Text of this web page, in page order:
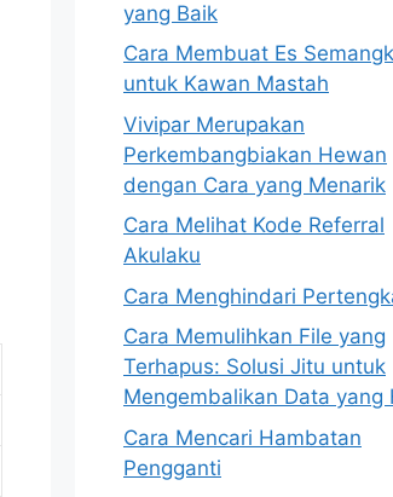
yang Baik
Cara Membuat Es
untuk Kawan Mastah
Vivipar Merupakan
Perkembangbiakan Hewan
dengan Cara yang Menarik
Cara Melihat Kode Referral
Akulaku
Cara Menghindari
Cara Memulihkan File yang
Terhapus: Solusi Jitu untuk
Mengembalikan Data yang
Cara Mencari Hambatan
Pengganti